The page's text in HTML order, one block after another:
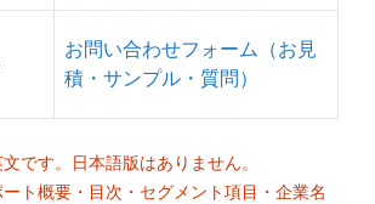
お問い合わせフォーム（お見
積・サンプル・質問）
です。日本語版はありません。
ト概要・目次・セグメント項目・企業名